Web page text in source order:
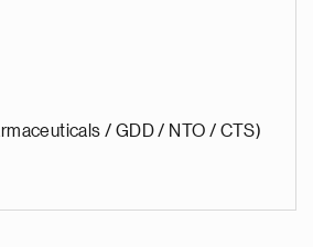
/ GDD / NTO / CTS)